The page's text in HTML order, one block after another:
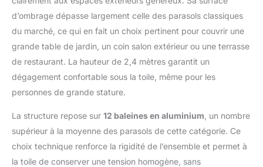
acier au carbone avec
revêtement antirouille,
robuste et à bonne
résistance au vent.
L'ensemble inclut une
guirlande solaire de
14,6 m, alimentée par
énergie solaire, idéale
aux crochets intégrés
aux extrémités des
baleines et créer une
d’ombrage dépasse largement celle des parasols classiques
du marché, ce qui en fait un choix pertinent pour couvrir une
grande table de jardin, un coin salon extérieur ou une terrasse
de restaurant. La hauteur de 2,4 mètres garantit un
dégagement confortable sous la toile, même pour les
personnes de grande stature.
La structure repose sur 12 baleines en aluminium , un nombre
supérieur à la moyenne des parasols de cette catégorie. Ce
choix technique renforce la rigidité de l’ensemble et permet à
la toile de conserver une tension homogène, sans